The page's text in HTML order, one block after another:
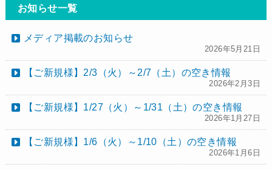
お知らせ一覧
メディア掲載のお知らせ
2026年5月21日
【ご新規様】2/3（火）～2/7（土）の空き情報
2026年2月3日
【ご新規様】1/27（火）～1/31（土）の空き情報
2026年1月27日
【ご新規様】1/6（火）～1/10（土）の空き情報
2026年1月6日